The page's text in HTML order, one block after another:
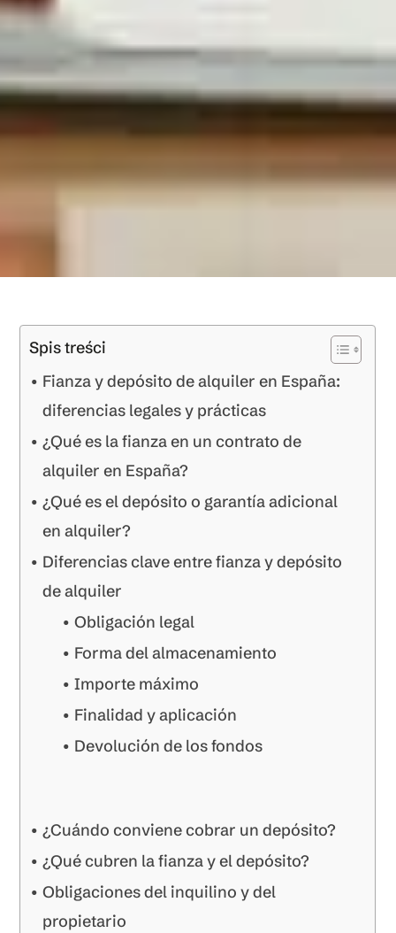
Spis treści
Fianza y depósito de alquiler en España:
diferencias legales y prácticas
¿Qué es la fianza en un contrato de
alquiler en España?
¿Qué es el depósito o garantía adicional
en alquiler?
Diferencias clave entre fianza y depósito
de alquiler
Obligación legal
Forma del almacenamiento
Importe máximo
Finalidad y aplicación
Devolución de los fondos
¿Cuándo conviene cobrar un depósito?
¿Qué cubren la fianza y el depósito?
Obligaciones del inquilino y del
propietario